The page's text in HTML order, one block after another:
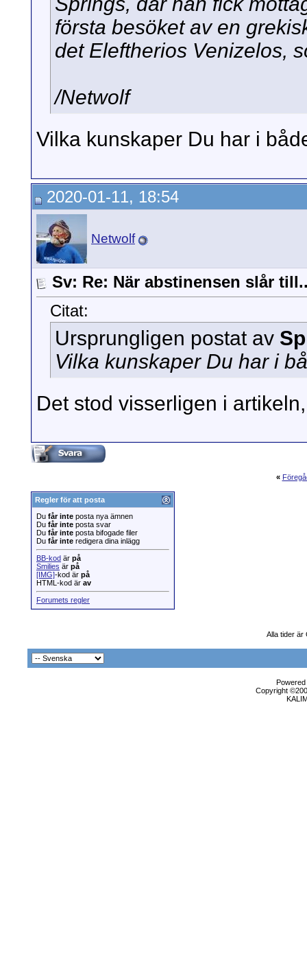
första besöket av en
det Eleftherios Venizelos,
/Netwolf
Vilka kunskaper Du har i
2020-01-11, 18:54
Netwolf
Sv: Re: När abstinensen slår
Citat:
Ursprungligen postat av
Vilka kunskaper Du har i
Det stod visserligen i
«
Regler för att posta
Du får inte posta nya ämnen
Du får inte posta svar
Du får inte posta bifogade filer
Du får inte redigera dina inlägg
BB-kod är på
Smilies är på
[IMG]-kod är på
HTML-kod är av
Forumets regler
Alla tider är
Copyright